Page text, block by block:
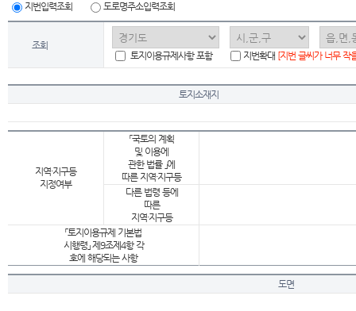
지번입력조회 도로명주소입력조회
조회
토지이용규제사항 포함
지번확대 [지번 글씨가 너무 작
토지소재지
지역·지구등
지정여부
「국토의 계획
및 이용에
관한 법률 」에
따른 지역·지구등
다른 법령 등에
따른
지역·지구등
「토지이용규제 기본법
시행령」 제9조제4항 각
호에 해당되는 사항
도면